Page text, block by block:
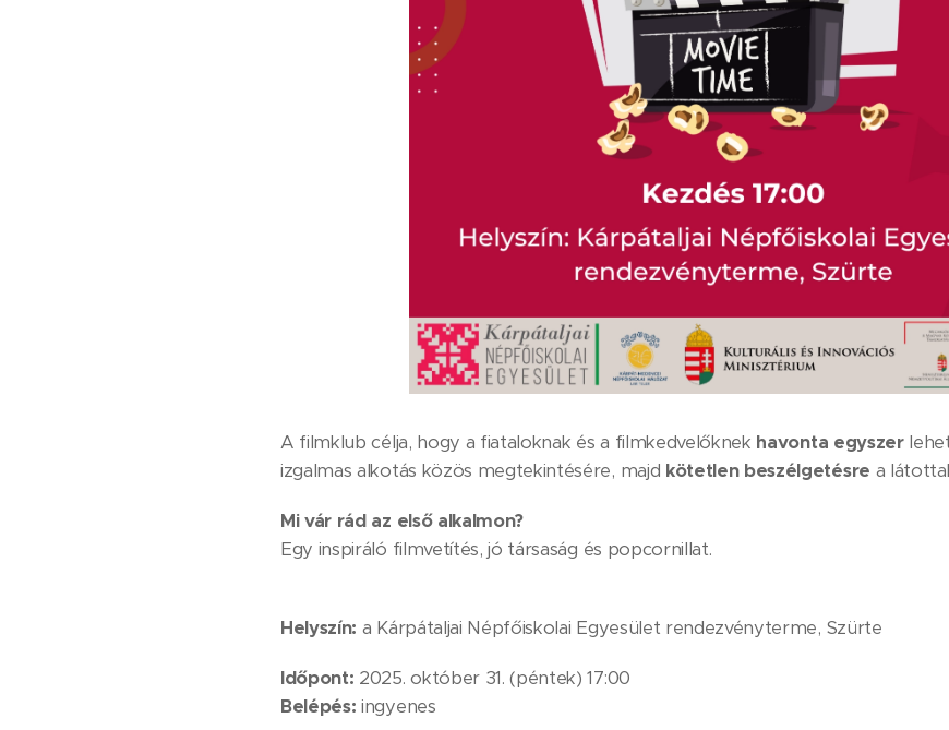
A filmklub célja, hogy a fiataloknak és a filmkedvelőknek havonta egyszer
izgalmas alkotás közös megtekintésére, majd kötetlen beszélgetésre a
Mi vár rád az első alkalmon?
Egy inspiráló filmvetítés, jó társaság és popcornillat.
Helyszín: a Kárpátaljai Népfőiskolai Egyesület rendezvényterme, Szürte
Időpont: 2025. október 31. (péntek) 17:00
Belépés: ingyenes